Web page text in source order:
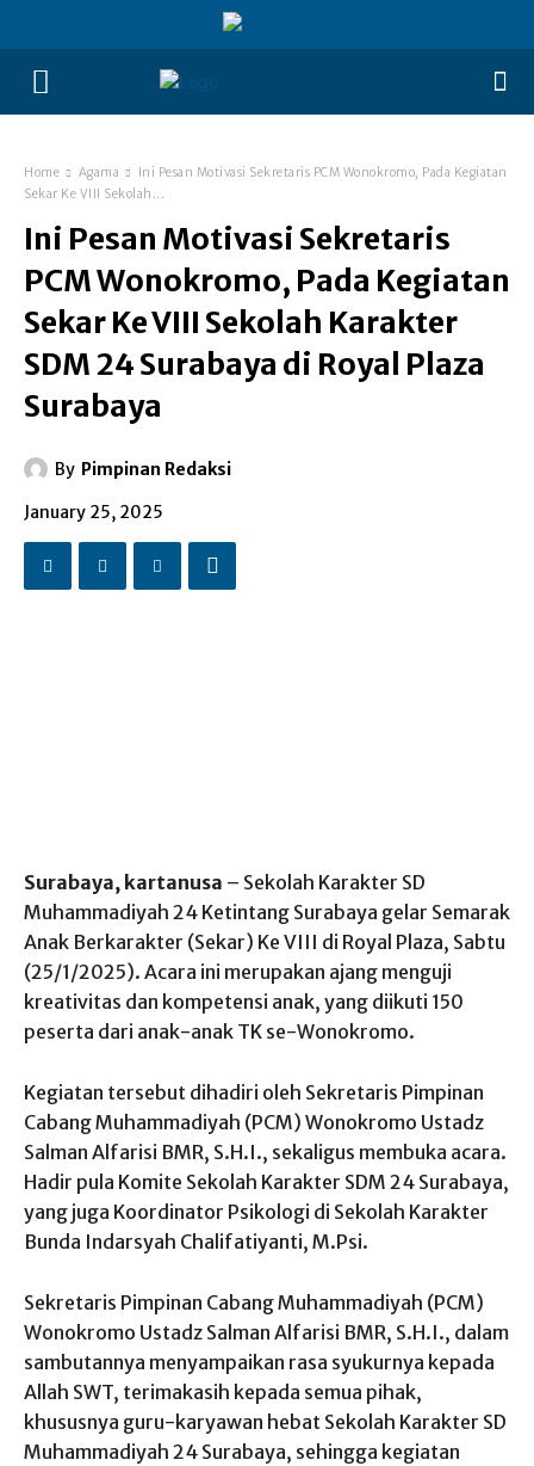
Home Agama
Ini Pesan Motivasi Sekretaris PCM Wonokromo, Pada Kegiatan
Sekar Ke VIII Sekolah...
Ini Pesan Motivasi Sekretaris
PCM Wonokromo, Pada Kegiatan
Sekar Ke VIII Sekolah Karakter
SDM 24 Surabaya di Royal Plaza
Surabaya
By Pimpinan Redaksi
January 25, 2025
Surabaya, kartanusa – Sekolah Karakter SD
Muhammadiyah 24 Ketintang Surabaya gelar Semarak
Anak Berkarakter (Sekar) Ke VIII di Royal Plaza, Sabtu
(25/1/2025). Acara ini merupakan ajang menguji
kreativitas dan kompetensi anak, yang diikuti 150
peserta dari anak-anak TK se-Wonokromo.
Kegiatan tersebut dihadiri oleh Sekretaris Pimpinan
Cabang Muhammadiyah (PCM) Wonokromo Ustadz
Salman Alfarisi BMR, S.H.I., sekaligus membuka acara.
Hadir pula Komite Sekolah Karakter SDM 24 Surabaya,
yang juga Koordinator Psikologi di Sekolah Karakter
Bunda Indarsyah Chalifatiyanti, M.Psi.
Sekretaris Pimpinan Cabang Muhammadiyah (PCM)
Wonokromo Ustadz Salman Alfarisi BMR, S.H.I., dalam
sambutannya menyampaikan rasa syukurnya kepada
Allah SWT, terimakasih kepada semua pihak,
khususnya guru-karyawan hebat Sekolah Karakter SD
Muhammadiyah 24 Surabaya, sehingga kegiatan